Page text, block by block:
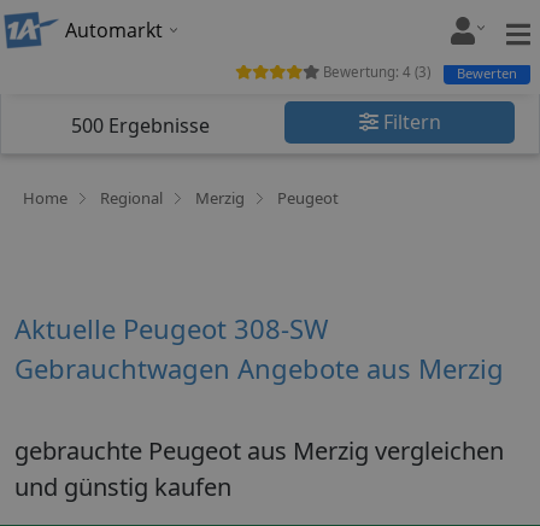
Automarkt
500 Ergebnisse Filtern
Home Regional Merzig Peugeot
Bewertung: 4 (3) Bewerten
Aktuelle Peugeot 308-SW
Gebrauchtwagen Angebote aus Merzig
gebrauchte Peugeot aus Merzig vergleichen
und günstig kaufen